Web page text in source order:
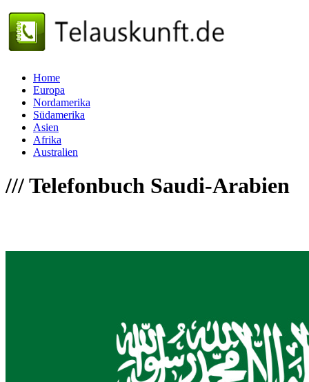
Home
Europa
Nordamerika
Südamerika
Asien
Afrika
Australien
///Telefonbuch Saudi-Arabien